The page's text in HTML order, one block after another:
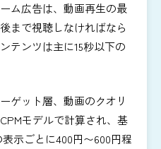
ム広告は、動画再生の最
まで視聴しなければなら
テンツは主に15秒以下の
ゲット層、動画のクオリ
モデルで計算され、基
示ごとに400円〜600円程